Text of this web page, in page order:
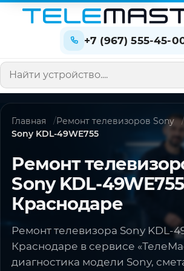
+7 (967) 555-45-
Поиск по сайту
Главная
Ремонт телевизоров Sony
Sony KDL-49WE755
Ремонт
Sony KDL-
Краснодаре
Ремонт телевизора Sony KDL-
Краснодаре в сервисе
диагностика модели Sony,